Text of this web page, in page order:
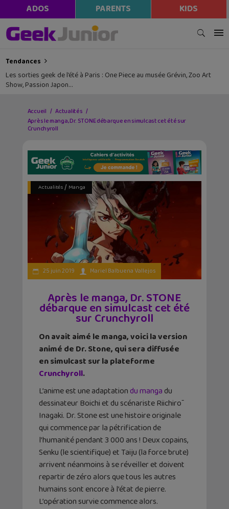
ADOS PARENTS KIDS
Tendances
Les sorties geek de l’été à Paris : One Piece au musée Grévin, Zoo Art
Show, Passion Japon…
Accueil
Actualités
Après le manga, Dr. STONE débarque en simulcast cet été sur
Crunchyroll
Actualités/ Manga
25 juin 2019 Mariel Balbuena Vallejos
Après le manga, Dr. STONE
débarque en simulcast cet été
sur Crunchyroll
On avait aimé le manga, voici la version
animé de Dr. Stone, qui sera diffusée
en simulcast sur la plateforme
Crunchyroll.
L’anime est une adaptationdu manga du
dessinateur Boichi et du scénariste Riichirō
Inagaki. Dr. Stone est une histoire originale
qui commence par la pétrification de
l’humanité pendant 3 000 ans ! Deux copains,
Senku (le scientifique) et Taiju (la force brute)
arrivent néanmoins à se réveiller et doivent
repartir de zéro alors que tous les autres
humains sont encore à l’état de pierre.
L’opération survie commence alors.